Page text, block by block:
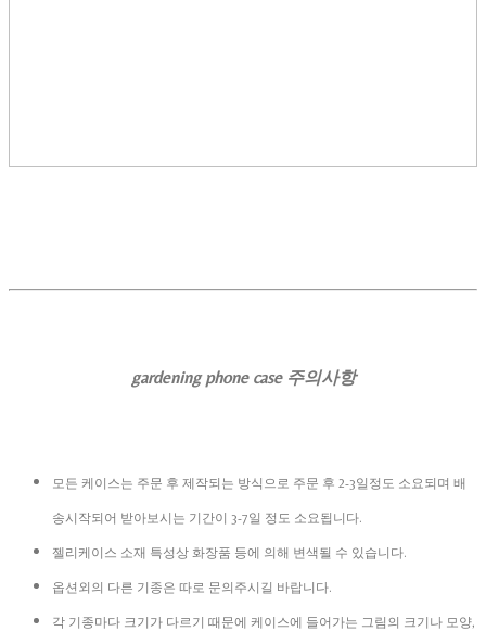
gardening phone case 주의사항
모든 케이스는 주문 후 제작되는 방식으로 주문 후 2-3일정도 소요되며 배
송시작되어 받아보시는 기간이 3-7일 정도 소요됩니다.
젤리케이스 소재 특성상 화장품 등에 의해 변색될 수 있습니다.
옵션외의 다른 기종은 따로 문의주시길 바랍니다.
각 기종마다 크기가 다르기 때문에 케이스에 들어가는 그림의 크기나 모양,